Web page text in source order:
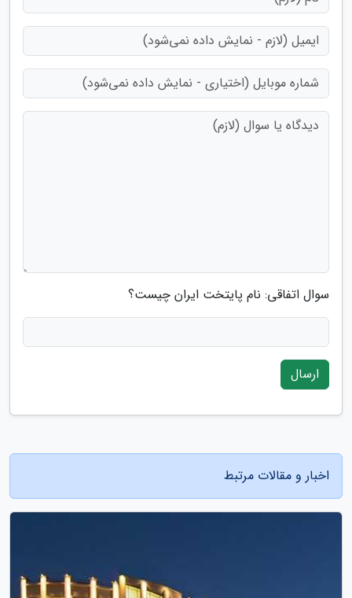
سوال اتفاقی: نام پایتخت ایران چیست؟
ارسال
اخبار و مقالات مرتبط